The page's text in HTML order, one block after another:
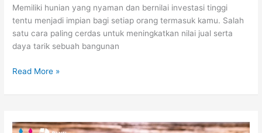
Memiliki hunian yang nyaman dan bernilai investasi tinggi
tentu menjadi impian bagi setiap orang termasuk kamu. Salah
satu cara paling cerdas untuk meningkatkan nilai jual serta
daya tarik sebuah bangunan
Read More »
Panduan